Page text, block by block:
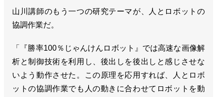
山川講師のもう一つの研究テーマが、人とロボットの
協調作業だ。
「『勝率100％じゃんけんロボット』では高速な画像解
析と制御技術を利用し、後出しを後出しと感じさせな
いよう動作させた。この原理を応用すれば、人とロボ
ットの協調作業でも人の動きに合わせてロボットを動